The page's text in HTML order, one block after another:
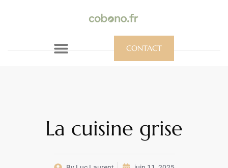
CONTACT
La cuisine grise